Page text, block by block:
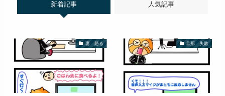
新着記事 人気記事
妻 怒る 旦那 失敗